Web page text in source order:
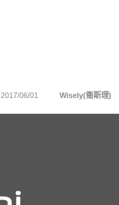
2017/06/01 Wisely(衞斯理)